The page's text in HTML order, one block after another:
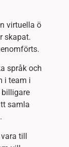
virtuella ö
skapat.
språk och
i team i
billigare
samla
till